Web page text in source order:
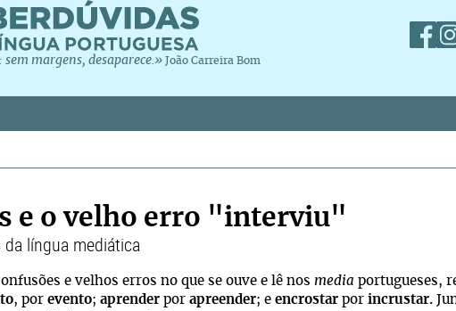
margens, desaparece.» João Carreira Bom
e o velho erro "interviu"
língua mediática
e velhos erros no que se ouve e lê nos media portugueses,
, por evento; aprender por apreender; e encrostar por incrustar.